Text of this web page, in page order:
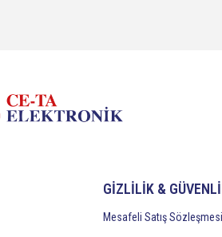
GİZLİLİK &
Mesafeli Satış Sözleşmesi